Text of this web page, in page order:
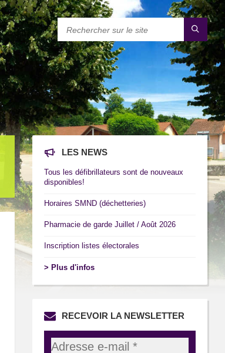
LES NEWS
Tous les défibrillateurs sont de nouveaux
disponibles!
Horaires SMND (déchetteries)
Pharmacie de garde Juillet / Août 2026
Inscription listes électorales
> Plus d'infos
RECEVOIR LA NEWSLETTER